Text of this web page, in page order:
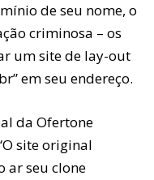
de seu nome, o
criminosa – os
um site de lay-out
em seu endereço.
da Ofertone
site original
ar seu clone